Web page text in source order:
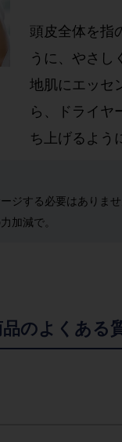
頭皮全体を指
うに、やさし
地肌にエッセ
ら、ドライヤ
ち上げるよう
ジする必要はありま
加減で。
のよくある